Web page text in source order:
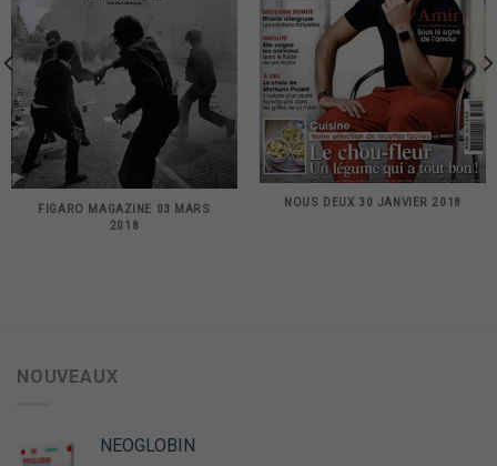
FIGARO MAGAZINE 03 MARS
2018
NOUS DEUX 30 JANVIER 2018
NOUVEAUX
NEOGLOBIN